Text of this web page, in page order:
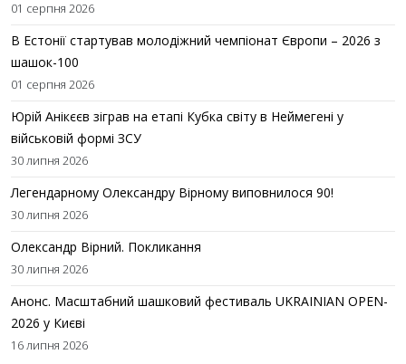
01 серпня 2026
В Естонії стартував молодіжний чемпіонат Європи – 2026 з
шашок-100
01 серпня 2026
Юрій Анікєєв зіграв на етапі Кубка світу в Неймегені у
військовій формі ЗСУ
30 липня 2026
Легендарному Олександру Вірному виповнилося 90!
30 липня 2026
Олександр Вірний. Покликання
30 липня 2026
Анонс. Масштабний шашковий фестиваль UKRAINIAN OPEN-
2026 у Києві
16 липня 2026